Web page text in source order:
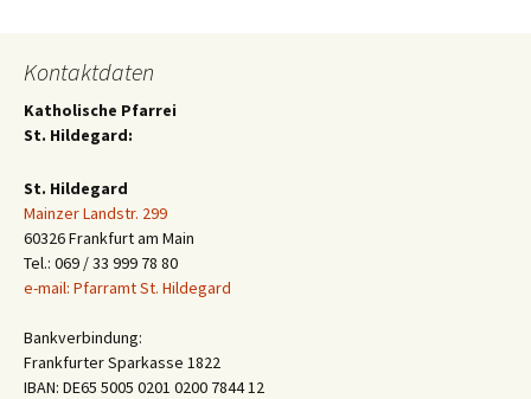
Kontaktdaten
Katholische Pfarrei
St. Hildegard:
St. Hildegard
Mainzer Landstr. 299
60326 Frankfurt am Main
Tel.: 069 / 33 999 78 80
e-mail: Pfarramt St. Hildegard
Bankverbindung:
Frankfurter Sparkasse 1822
IBAN: DE65 5005 0201 0200 7844 12